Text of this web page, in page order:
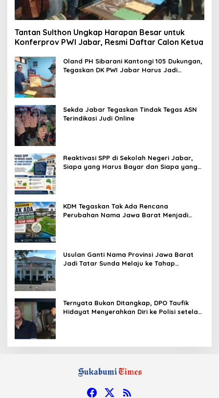
Tantan Sulthon Ungkap Harapan Besar untuk
Konferprov PWI Jabar, Resmi Daftar Calon Ketua
Oland PH Sibarani Kantongi 105 Dukungan,
Tegaskan DK PWI Jabar Harus Jadi
Sekda Jabar Tegaskan Tindak Tegas ASN
Terindikasi Judi Online
Reaktivasi SPP di Sekolah Negeri Jabar,
Siapa yang Harus Bayar dan Siapa yang
KDM Tegaskan Tak Ada Rencana
Perubahan Nama Jawa Barat Menjadi
Usulan Ganti Nama Provinsi Jawa Barat
Jadi Tatar Sunda Melaju ke Tahap
Ternyata Bukan Ditangkap, DPO Taufik
Hidayat Menyerahkan Diri ke Polisi setelah